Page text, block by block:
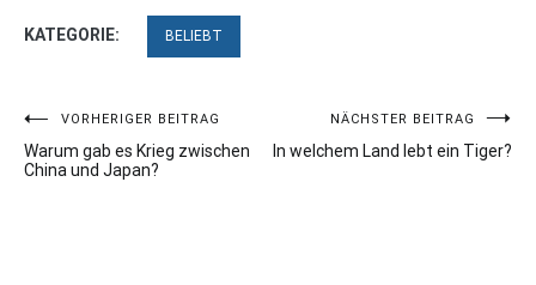
KATEGORIE: BELIEBT
Beitragsnavigation
VORHERIGER BEITRAG
Warum gab es Krieg zwischen
China und Japan?
NÄCHSTER BEITRAG
In welchem Land lebt ein Tiger?